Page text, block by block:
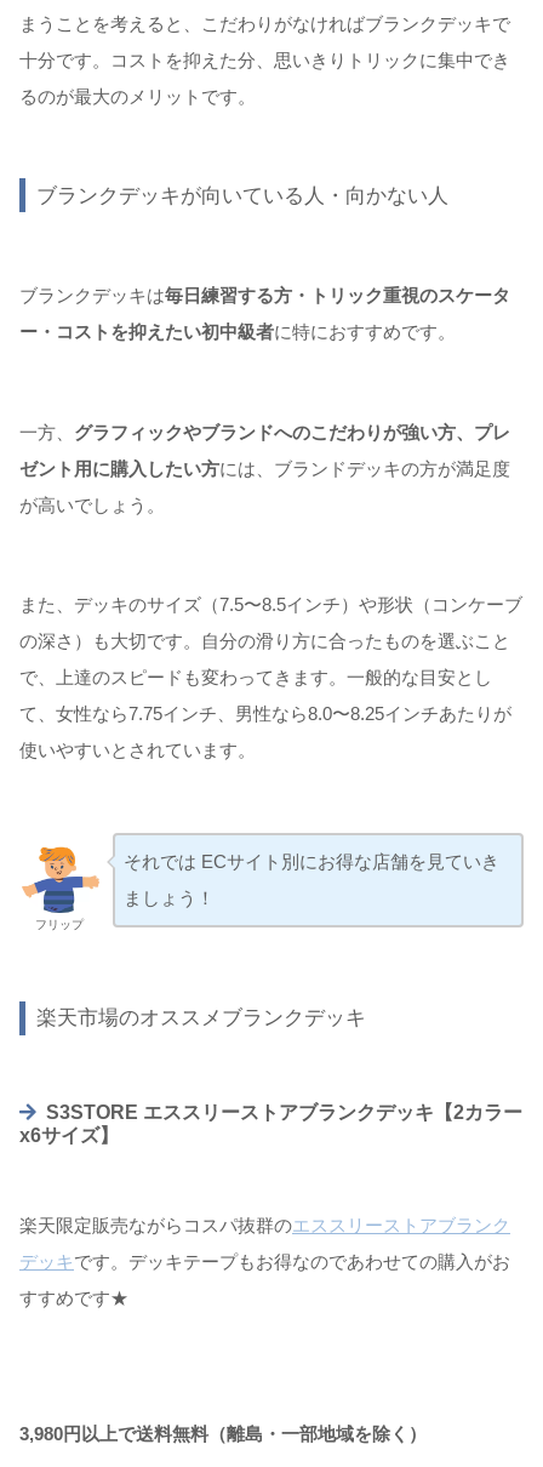
まうことを考えると、こだわりがなければブランクデッキで
十分です。コストを抑えた分、思いきりトリックに集中でき
るのが最大のメリットです。
ブランクデッキが向いている人・向かない人
ブランクデッキは毎日練習する方・トリック重視のスケータ
ー・コストを抑えたい初中級者に特におすすめです。
一方、 グラフィックやブランドへのこだわりが強い方、プレ
ゼント用に購入したい方には、ブランドデッキの方が満足度
が高いでしょう。
また、デッキのサイズ（7.5〜8.5インチ）や形状（コンケーブ
の深さ）も大切です。自分の滑り方に合ったものを選ぶこと
で、上達のスピードも変わってきます。一般的な目安とし
て、女性なら7.75インチ、男性なら8.0〜8.25インチあたりが
使いやすいとされています。
フリップ
それでは ECサイト別にお得な店舗を見ていき
ましょう！
楽天市場のオススメブランクデッキ
S3STORE エススリーストアブランクデッキ【2カラー
x6サイズ】
楽天限定販売ながらコスパ抜群のエススリーストアブランク
デッキです。デッキテープもお得なのであわせての購入がお
すすめです★
3,980円以上で送料無料（離島・一部地域を除く）